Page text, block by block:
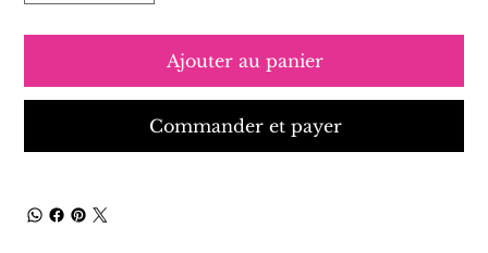
Ajouter au panier
Commander et payer